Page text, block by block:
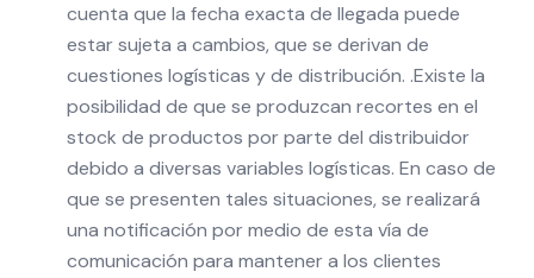
cuenta que la fecha exacta de llegada puede
estar sujeta a cambios, que se derivan de
cuestiones logísticas y de distribución. .Existe la
posibilidad de que se produzcan recortes en el
stock de productos por parte del distribuidor
debido a diversas variables logísticas. En caso de
que se presenten tales situaciones, se realizará
una notificación por medio de esta vía de
comunicación para mantener a los clientes